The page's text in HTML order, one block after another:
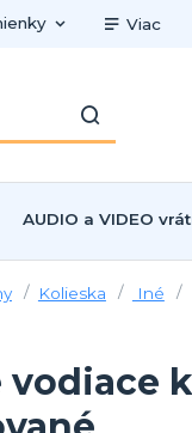
Viac
AUDIO a VIDEO
Kolieska Iné
vodiace